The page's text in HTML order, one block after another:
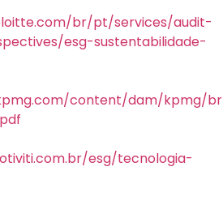
br/pt/services/audit-
esg-sustentabilidade-
content/dam/kpmg/
esg/tecnologia-